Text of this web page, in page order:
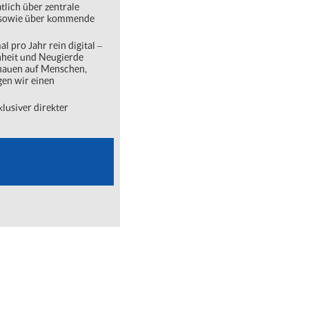
über zentrale
über kommende
pro Jahr rein digital ‒
und Neugierde
auf Menschen,
wir einen
direkter